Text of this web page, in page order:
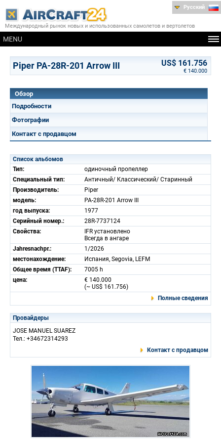
Международный рынок новых и использованных самолетов и вертолетов
MENU
Русский
Piper PA-28R-201 Arrow III US$ 161.756
€ 140.000
Обзор
Подробности
Фотографии
Контакт с продавцом
Список альбомов
Тип:
одиночный пропеллер
Специальный тип:
Античный/ Классический/ Старинный
Производитель:
Piper
модель:
PA-28R-201 Arrow III
год выпуска:
1977
Серийный номер.:
28R-7737124
Свойства:
IFR установлено
Всегда в ангаре
Jahresnachpr.:
1/2026
местонахождение:
Испания, Segovia, LEFM
Общее время (TTAF):
7005 h
цена:
€ 140.000
(~ US$ 161.756)
Полные сведения
Провайдеры
JOSE MANUEL SUAREZ
Тел.: +34672314293
Контакт с продавцом